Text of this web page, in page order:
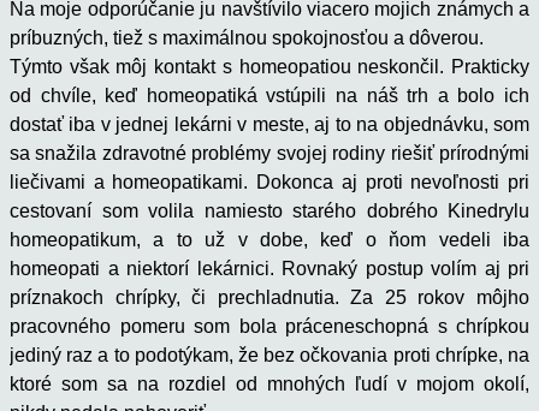
Na moje odporúčanie ju navštívilo viacero mojich známych a
príbuzných, tiež s maximálnou spokojnosťou a dôverou.
Týmto však môj kontakt s homeopatiou neskončil. Prakticky
od chvíle, keď homeopatiká vstúpili na náš trh a bolo ich
dostať iba v jednej lekárni v meste, aj to na objednávku, som
sa snažila zdravotné problémy svojej rodiny riešiť prírodnými
liečivami a homeopatikami. Dokonca aj proti nevoľnosti pri
cestovaní som volila namiesto starého dobrého Kinedrylu
homeopatikum, a to už v dobe, keď o ňom vedeli iba
homeopati a niektorí lekárnici. Rovnaký postup volím aj pri
príznakoch chrípky, či prechladnutia. Za 25 rokov môjho
pracovného pomeru som bola práceneschopná s chrípkou
jediný raz a to podotýkam, že bez očkovania proti chrípke, na
ktoré som sa na rozdiel od mnohých ľudí v mojom okolí,